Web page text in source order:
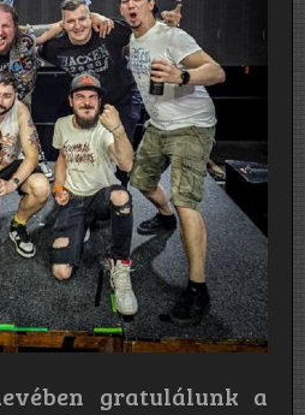
gratulálunk a